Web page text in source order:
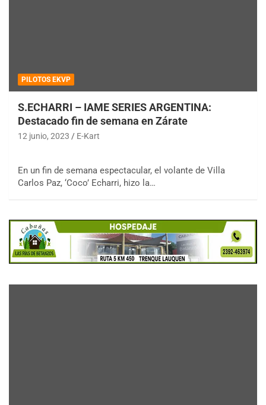
PILOTOS EKVP
S.ECHARRI – IAME SERIES ARGENTINA:
Destacado fin de semana en Zárate
12 junio, 2023 E-Kart
En un fin de semana espectacular, el volante de Villa
Carlos Paz, ‘Coco’ Echarri, hizo la…